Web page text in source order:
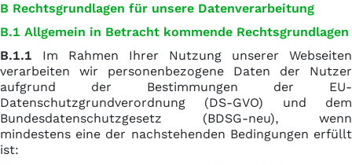
B Rechtsgrundlagen für unsere Datenverarbeitung
B.1 Allgemein in Betracht kommende Rechtsgrundlagen
B.1.1 Im Rahmen Ihrer Nutzung unserer Webseiten
verarbeiten wir personenbezogene Daten der Nutzer
aufgrund der Bestimmungen der EU-
Datenschutzgrundverordnung (DS-GVO) und dem
Bundesdatenschutzgesetz (BDSG-neu), wenn
mindestens eine der nachstehenden Bedingungen erfüllt
ist: